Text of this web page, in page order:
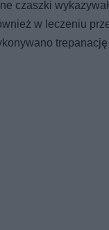
czaszki
w leczeniu